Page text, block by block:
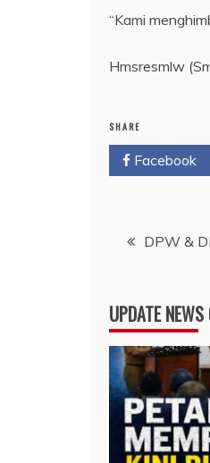
“Kami
Hmsresmlw
SHARE
Facebook
Navigasi
DPW &
UPDATE